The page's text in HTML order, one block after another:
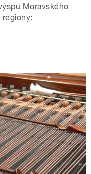
Moravského
regiony: